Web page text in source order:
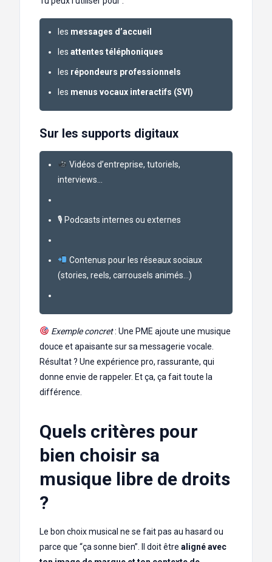
les messages d’accueil
les attentes téléphoniques
les répondeurs professionnels
les menus vocaux interactifs (SVI)
Sur les supports digitaux
Vidéos d’entreprise, tutoriels,
interviews…
🎙 Podcasts internes ou externes
Contenus pour les réseaux sociaux
(stories, reels, carrousels animés…)
Exemple concret: Une PME ajoute une musique
douce et apaisante sur sa messagerie vocale.
Résultat ? Une expérience pro, rassurante, qui
donne envie de rappeler. Et ça, ça fait toute la
différence.
Quels critères pour
bien choisir sa
musique libre de droits
?
Le bon choix musical ne se fait pas au hasard ou
parce que “ça sonne bien”. Il doit être aligné avec